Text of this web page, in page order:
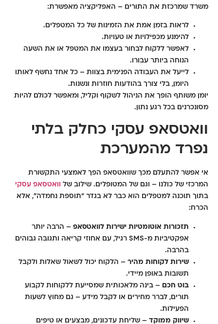
משרד שמרכזת את התורים – האפליקציה מאפשרת:
לראות בזמן אמת את הזמינות של כל המטפלים.
להימנע מכפילויות או טעויות.
לאפשר ללקוח לבחור בעצמו את המטפל או את השעה
הנוחה ביותר עבורו.
לייעל את העבודה הפנימית בצוות – כל אחד נחשף לאותו
היומן, בלי צורך בהודעות חוזרות ונשנות.
יומן משותף הופך את הניהול לשקוף וקליל, ומאפשר לכולם להיות
מסונכרנים בכל רגע נתון.
וואטסאפ עסקי כחלק בלתי
נפרד מהמערכת
אי אפשר להתעלם מכך שוואטסאפ הפך לאמצעי התקשורת
המרכזי של כולנו – וגם של המטופלים. שילוב של
וואטסאפ עסקי
בתוך תוכנה למטפלים הוא כבר לא בגדר “תוספת נחמדה”, אלא
הכרח:
תזכורות אוטומטיות ישירות לוואטסאפ – הרבה יותר
אפקטיביות מ-SMS רגיל, עם אחוזי קריאה ותגובה גבוהים
בהרבה.
שירות לקוחות מהיר – הלקוח יכול לשאול שאלות ולקבל
תשובות באופן מיידי.
בוט חכם
– בינה מלאכותית שמסייעת ללקוחות לקבוע
תורים, לברר מחירים או לקבל מידע – גם מחוץ לשעות
הפעילות.
שיווק ממוקד – שליחת עדכונים, מבצעים או טיפים